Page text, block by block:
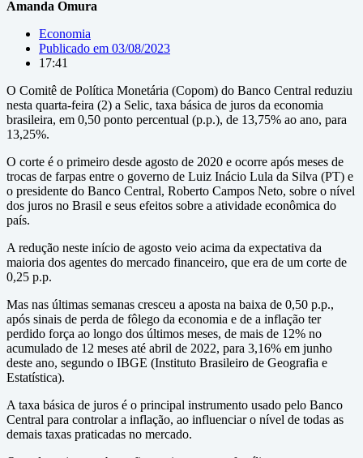
Amanda Omura
Economia
Publicado em 03/08/2023
17:41
O Comitê de Política Monetária (Copom) do Banco Central reduziu
nesta quarta-feira (2) a Selic, taxa básica de juros da economia
brasileira, em 0,50 ponto percentual (p.p.), de 13,75% ao ano, para
13,25%.
O corte é o primeiro desde agosto de 2020 e ocorre após meses de
trocas de farpas entre o governo de Luiz Inácio Lula da Silva (PT) e
o presidente do Banco Central, Roberto Campos Neto, sobre o nível
dos juros no Brasil e seus efeitos sobre a atividade econômica do
país.
A redução neste início de agosto veio acima da expectativa da
maioria dos agentes do mercado financeiro, que era de um corte de
0,25 p.p.
Mas nas últimas semanas cresceu a aposta na baixa de 0,50 p.p.,
após sinais de perda de fôlego da economia e de a inflação ter
perdido força ao longo dos últimos meses, de mais de 12% no
acumulado de 12 meses até abril de 2022, para 3,16% em junho
deste ano, segundo o IBGE (Instituto Brasileiro de Geografia e
Estatística).
A taxa básica de juros é o principal instrumento usado pelo Banco
Central para controlar a inflação, ao influenciar o nível de todas as
demais taxas praticadas no mercado.